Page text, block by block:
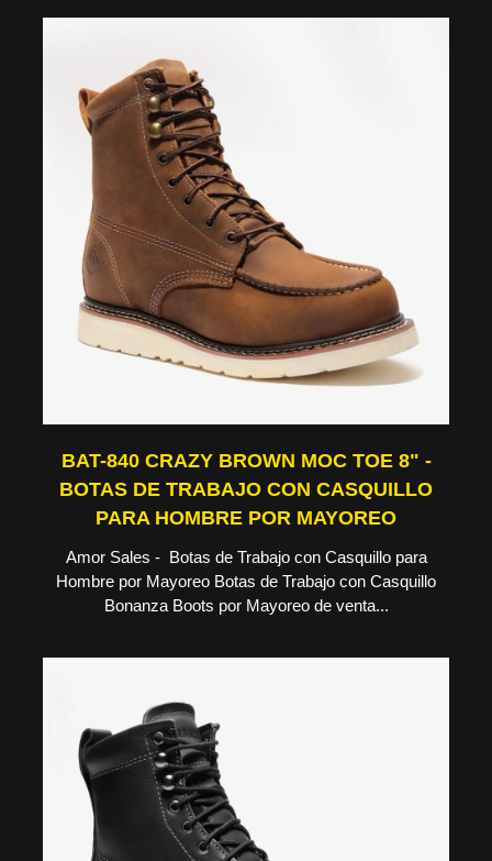
BAT-840 CRAZY BROWN MOC TOE 8" -
BOTAS DE TRABAJO CON CASQUILLO
PARA HOMBRE POR MAYOREO
Amor Sales - Botas de Trabajo con Casquillo para
Hombre por Mayoreo Botas de Trabajo con Casquillo
Bonanza Boots por Mayoreo de venta...